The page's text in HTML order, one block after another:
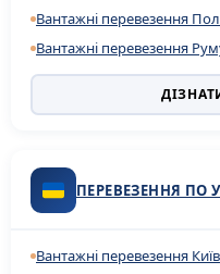
Вантажні перевезення
Вантажні перевезення
ПЕРЕВЕЗЕННЯ ПО
Вантажні перевезення Київ